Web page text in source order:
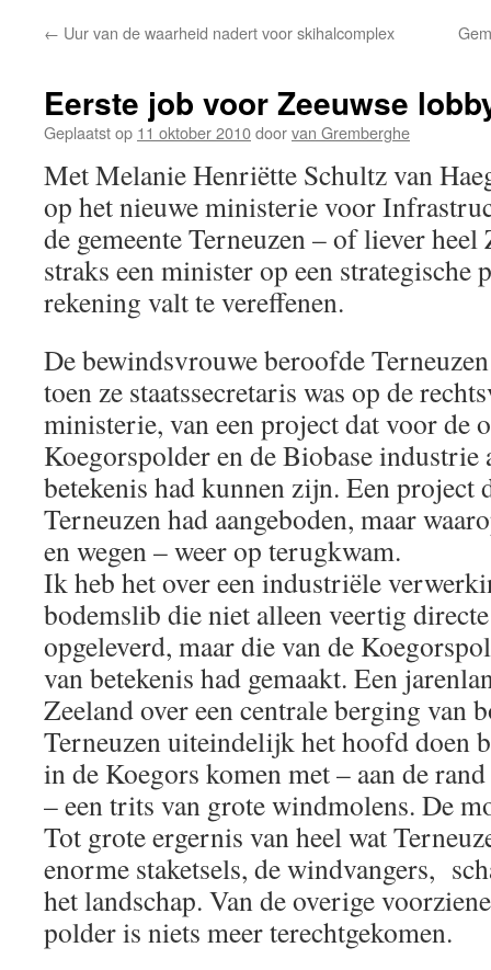
← Uur van de waarheid nadert voor skihalcomplex
Eerste job voor Zeeuwse
Geplaatst op 11 oktober 2010doorvan Gremberghe
Met Melanie Henriëtte Schultz van
op het nieuwe ministerie voor
de gemeente Terneuzen – of liever
straks een minister op een strategische
rekening valt te vereffenen.
De bewindsvrouwe beroofde
toen ze staatssecretaris was op de
ministerie, van een project dat voor de
Koegorspolder en de Biobase industrie
betekenis had kunnen zijn. Een project
Terneuzen had aangeboden, maar
en wegen – weer op terugkwam.
Ik heb het over een industriële
bodemslib die niet alleen veertig
opgeleverd, maar die van de
van betekenis had gemaakt. Een
Zeeland over een centrale berging van
Terneuzen uiteindelijk het hoofd doen
in de Koegors komen met – aan de
– een trits van grote windmolens. De
Tot grote ergernis van heel wat
enorme staketsels, de windvangers,
het landschap. Van de overige
polder is niets meer terechtgekomen.